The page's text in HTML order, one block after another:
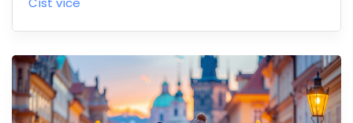
nabízí. Lidé ho milují kvůli pocitu exkluzivity a luxusu,
který přináší. Navíc, mnoho klientů tvrdí, že to pro ně
představuje únik od stresu každodenního života.
Ačkoli to může být pro některé kontroverzní, zdá se,
že Pražané hledají nové způsoby, jak se odreagovat a
zažít něco nového.